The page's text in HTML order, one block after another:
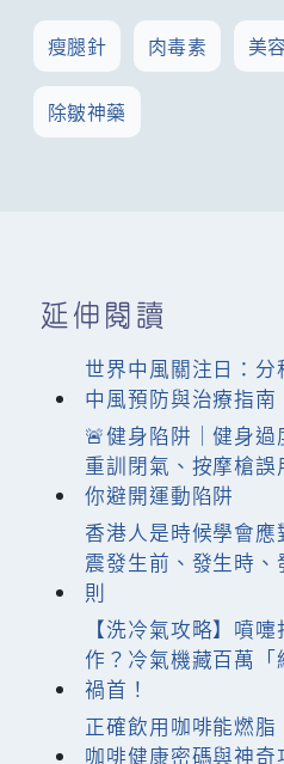
瘦腿針 肉毒素 美
除皺神藥
延伸閱讀
世界中風關注日：
中風預防與治療指南
🚨健身陷阱｜健身過
重訓閉氣、按摩槍
你避開運動陷阱
香港人是時候學會
震發生前、發生時
則
【洗冷氣攻略】噴
作？冷氣機藏百萬
禍首！
正確飲用咖啡能燃
咖啡健康密碼與神奇